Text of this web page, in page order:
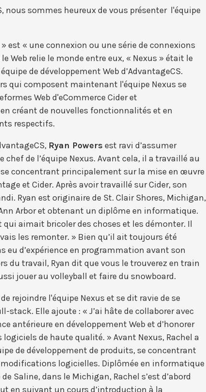
nous sommes heureux de vous présenter l'équipe
est « une connexion ou une série de connexions
Web relie le monde entre eux, « Nexus » était le
de développement Web d’AdvantageCS.
qui composent maintenant l'équipe Nexus se
Web d'eCommerce Cider et
créant de nouvelles fonctionnalités et en
respectifs.
Ryan Powers est ravi d’assumer
de l’équipe Nexus. Avant cela, il a travaillé au
concentrant principalement sur la mise en œuvre
et Cider. Après avoir travaillé sur Cider, son
Ryan est originaire de St. Clair Shores, Michigan,
Arbor et obtenant un diplôme en informatique.
aimait bricoler des choses et les démonter. Il
les remonter. » Bien qu’il ait toujours été
eu d’expérience en programmation avant son
du travail, Ryan dit que vous le trouverez en train
jouer au volleyball et faire du snowboard.
rejoindre l'équipe Nexus et se dit ravie de se
stack. Elle ajoute : « J’ai hâte de collaborer avec
antérieure en développement Web et d’honorer
de haute qualité. » Avant Nexus, Rachel a
de développement de produits, se concentrant
logicielles. Diplômée en informatique
Saline, dans le Michigan, Rachel s’est d’abord
en suivant un cours d’introduction à la